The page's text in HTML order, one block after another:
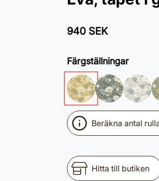
940 SEK
Färgställningar
Beräkna antal
Hitta till butiken